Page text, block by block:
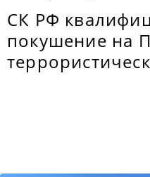
СК РФ
покушение на